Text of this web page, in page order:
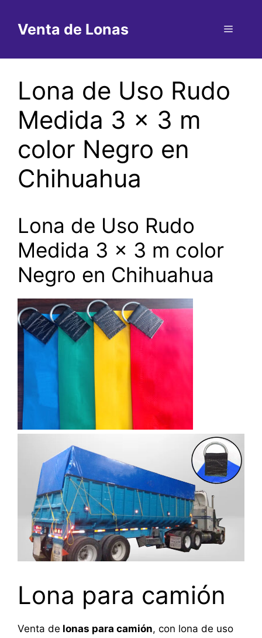
contenido
Venta de Lonas Menú
Lona de Uso Rudo
Medida 3 x 3 m
color Negro en
Chihuahua
Lona de Uso Rudo
Medida 3 x 3 m color
Negro en Chihuahua
Lona para camión
Venta de lonas para camión, con lona de uso